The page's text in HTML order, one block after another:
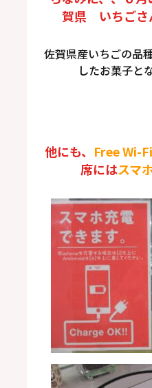
賀県 いちごさ
佐賀県産いちごの品
したお菓子と
他にも、 Free Wi-
席にはスマ